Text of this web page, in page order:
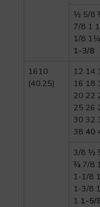
½ 5/8
7/8 1
1/8 1¼
1-3/8
1610
(40.25)
12 14
16 18
20 22
25 26
30 32
38 40
3/8 ½
¾ 7/8
1-1/8
1-3/8
1 1-5/